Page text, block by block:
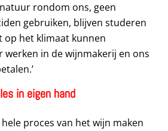
rondom ons, geen
gebruiken, blijven studeren
op het klimaat kunnen
werken in de wijnmakerij en ons
in eigen hand
hele proces van het wijn maken